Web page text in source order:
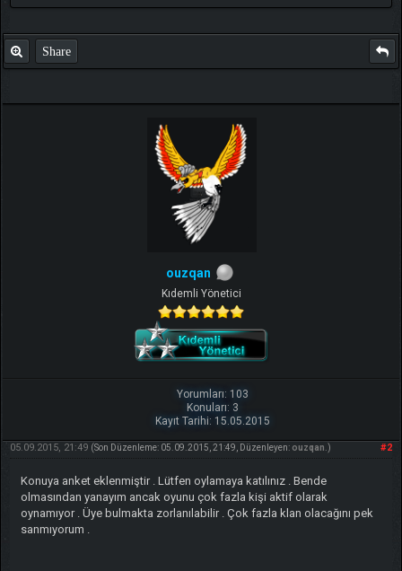
Share
ouzqan
Kıdemli Yönetici
Yorumları: 103
Konuları: 3
Kayıt Tarihi: 15.05.2015
#2
05.09.2015, 21:49 (Son Düzenleme: 05.09.2015, 21:49, Düzenleyen: ouzqan .)
Konuya anket eklenmiştir . Lütfen oylamaya katılınız . Bende
olmasından yanayım ancak oyunu çok fazla kişi aktif olarak
oynamıyor . Üye bulmakta zorlanılabilir . Çok fazla klan olacağını pek
sanmıyorum .